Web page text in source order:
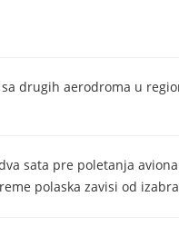
drugih aerodroma u
sata pre poletanja
polaska zavisi od